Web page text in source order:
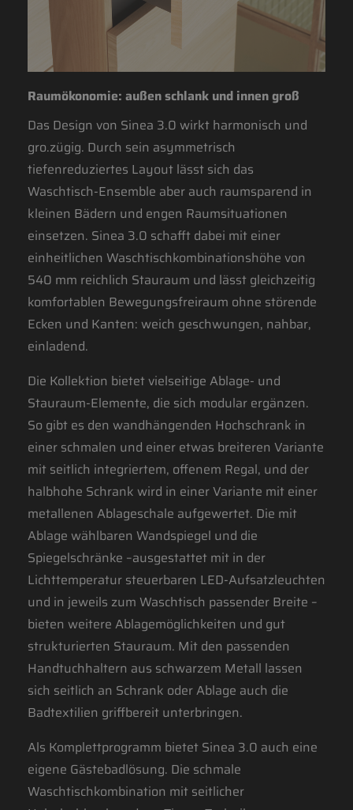
Raumökonomie: außen schlank und innen groß
Das Design von Sinea 3.0 wirkt harmonisch und
gro.zügig. Durch sein asymmetrisch
tiefenreduziertes Layout lässt sich das
Waschtisch-Ensemble aber auch raumsparend in
kleinen Bädern und engen Raumsituationen
einsetzen. Sinea 3.0 schafft dabei mit einer
einheitlichen Waschtischkombinationshöhe von
540 mm reichlich Stauraum und lässt gleichzeitig
komfortablen Bewegungsfreiraum ohne störende
Ecken und Kanten: weich geschwungen, nahbar,
einladend.
Die Kollektion bietet vielseitige Ablage- und
Stauraum-Elemente, die sich modular ergänzen.
So gibt es den wandhängenden Hochschrank in
einer schmalen und einer etwas breiteren Variante
mit seitlich integriertem, offenem Regal, und der
halbhohe Schrank wird in einer Variante mit einer
metallenen Ablageschale aufgewertet. Die mit
Ablage wählbaren Wandspiegel und die
Spiegelschränke –ausgestattet mit in der
Lichttemperatur steuerbaren LED-Aufsatzleuchten
und in jeweils zum Waschtisch passender Breite –
bieten weitere Ablagemöglichkeiten und gut
strukturierten Stauraum. Mit den passenden
Handtuchhaltern aus schwarzem Metall lassen
sich seitlich an Schrank oder Ablage auch die
Badtextilien griffbereit unterbringen.
Als Komplettprogramm bietet Sinea 3.0 auch eine
eigene Gästebadlösung. Die schmale
Waschtischkombination mit seitlicher